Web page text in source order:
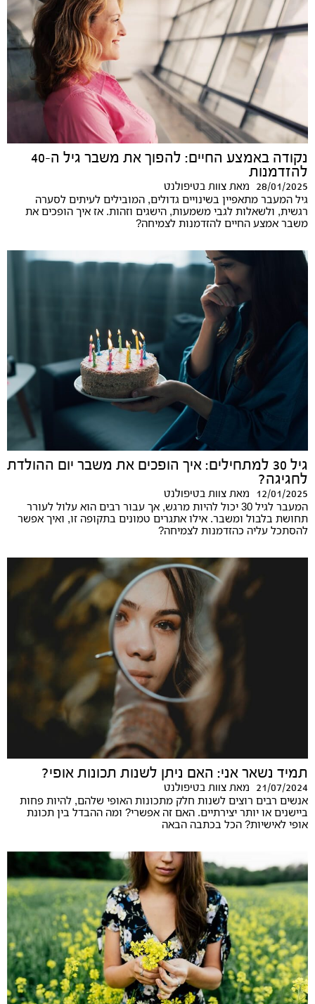
נקודה באמצע החיים: להפוך את משבר גיל ה-40
להזדמנות
28/01/2025 מאת צוות בטיפולנט
גיל המעבר מתאפיין בשינויים גדולים, המובילים לעיתים לסערה
רגשית, ולשאלות לגבי משמעות, הישגים וזהות. אז איך הופכים את
משבר אמצע החיים להזדמנות לצמיחה?
גיל 30 למתחילים: איך הופכים את משבר יום ההולדת
לחגיגה?
12/01/2025 מאת צוות בטיפולנט
המעבר לגיל 30 יכול להיות מרגש, אך עבור רבים הוא עלול לעורר
תחושת בלבול ומשבר. אילו אתגרים טמונים בתקופה זו, ואיך אפשר
להסתכל עליה כהזדמנות לצמיחה?
תמיד נשאר אני: האם ניתן לשנות תכונות אופי?
21/07/2024 מאת צוות בטיפולנט
אנשים רבים רוצים לשנות חלק מתכונות האופי שלהם, להיות פחות
ביישנים או יותר יצירתיים. האם זה אפשרי? ומה ההבדל בין תכונת
אופי לאישיות? הכל בכתבה הבאה